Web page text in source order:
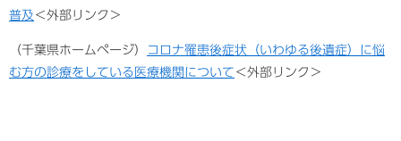
普及 ＜外部リンク＞
（千葉県ホームページ）
コロナ罹患後症状（いわゆる後遺症）に悩
む方の診療をしている医療機関について ＜外部リンク＞